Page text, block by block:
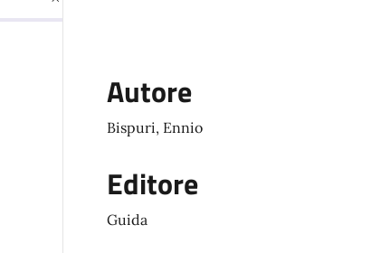
Autore
Bispuri, Ennio
Editore
Guida